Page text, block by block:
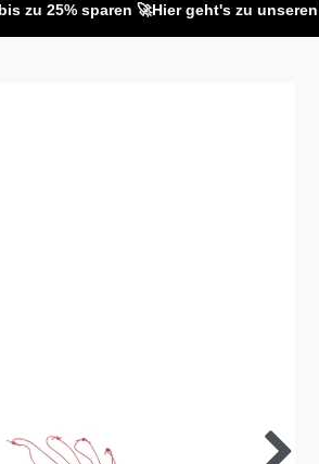
bis zu 25% sparen 🚀Hier geht's zu